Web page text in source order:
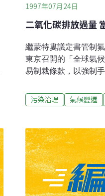
1997年07月24日
二氧化碳排放過量
繼蒙特婁議定書管制
東京召開的「全球氣
易制裁條款，以強制
放量，以避免臭氧層
業部門，除石化、鋼
廣。令經貿部門擔心
少已順 利爭取到觀察
對國內產業 的衝擊，
氣候變遷綱要公約」
正式會員國，就連觀
全球氣候變遷綱要公
污染治理 氣候變遷